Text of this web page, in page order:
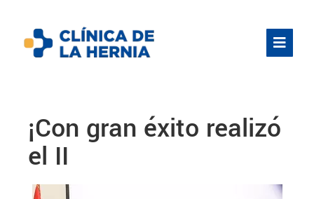
¡Con gran éxito realizó
el II